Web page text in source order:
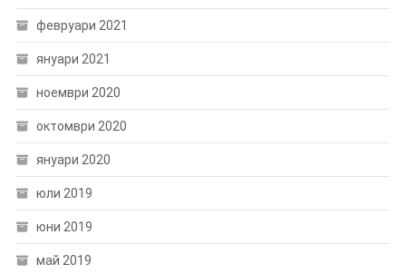
февруари 2021
януари 2021
ноември 2020
октомври 2020
януари 2020
юли 2019
юни 2019
май 2019